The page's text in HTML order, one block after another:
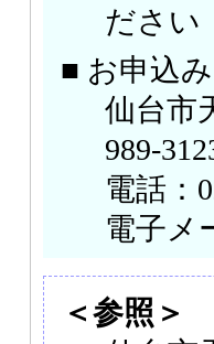
ださい
■ お申込
仙台市
989-
電話：
電子メ
＜参照＞